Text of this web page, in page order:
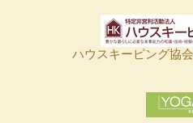
ハウスキーピング協